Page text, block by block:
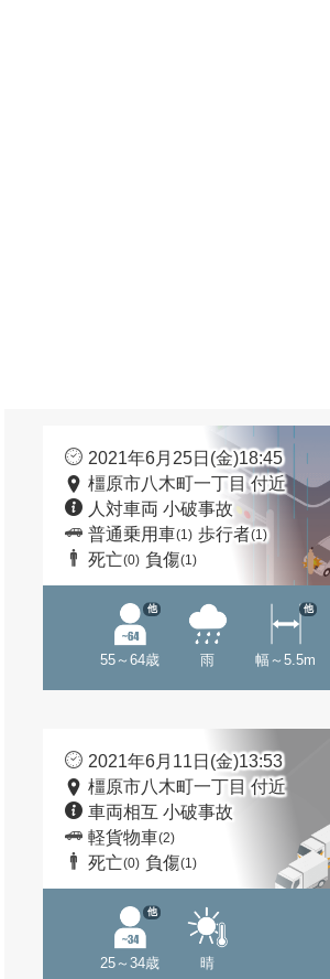
2021年6月25日(金)18:45
橿原市八木町一丁目 付近
人対車両 小破事故
普通乗用車(1) 歩行者(1)
死亡(0) 負傷(1)
55～64歳
他
雨 幅～5.5m
他
2021年6月11日(金)13:53
橿原市八木町一丁目 付近
車両相互 小破事故
軽貨物車(2)
死亡(0) 負傷(1)
25～34歳
他
晴